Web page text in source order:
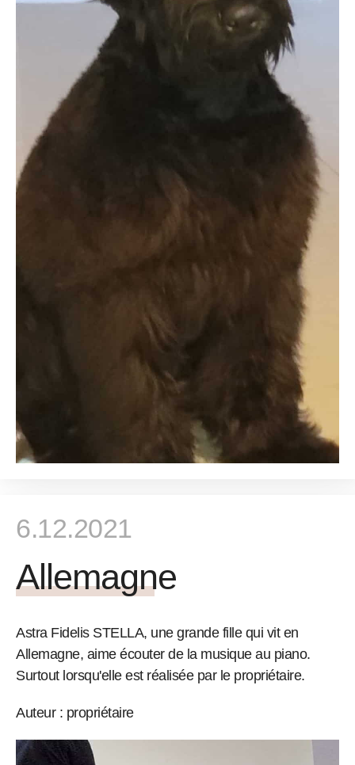
6.12.2021
Allemagne
Astra Fidelis STELLA, une grande fille qui vit en
Allemagne, aime écouter de la musique au piano.
Surtout lorsqu'elle est réalisée par le propriétaire.
Auteur : propriétaire